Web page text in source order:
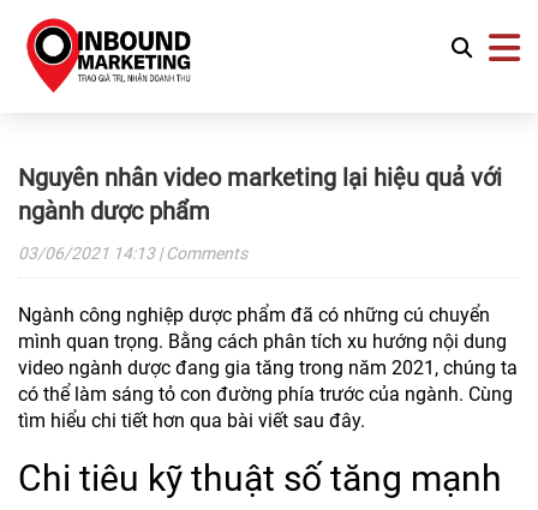
Nguyên nhân video marketing lại hiệu quả với
ngành dược phẩm
03/06/2021 14:13| Comments
Ngành công nghiệp dược phẩm đã có những cú chuyển
mình quan trọng. Bằng cách phân tích xu hướng nội dung
video ngành dược đang gia tăng trong năm 2021, chúng ta
có thể làm sáng tỏ con đường phía trước của ngành. Cùng
tìm hiểu chi tiết hơn qua bài viết sau đây.
Chi tiêu kỹ thuật số tăng mạnh